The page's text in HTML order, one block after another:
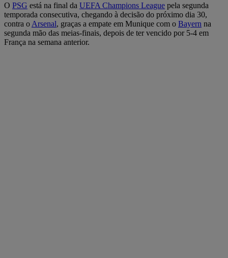
O PSG está na final da UEFA Champions League pela segunda
temporada consecutiva, chegando à decisão do próximo dia 30,
contra o Arsenal, graças a empate em Munique com o Bayern na
segunda mão das meias-finais, depois de ter vencido por 5-4 em
França na semana anterior.